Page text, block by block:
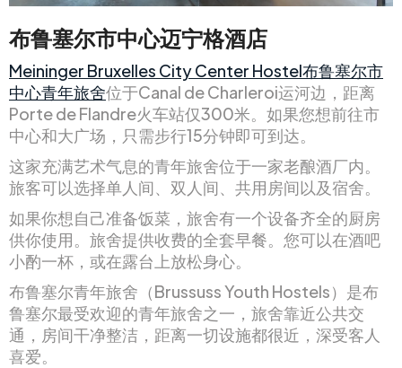
布鲁塞尔市中心迈宁格酒店
Meininger Bruxelles City Center Hostel布鲁塞尔市
中心青年旅舍位于Canal de Charleroi运河边，距离
Porte de Flandre火车站仅300米。如果您想前往市
中心和大广场，只需步行15分钟即可到达。
这家充满艺术气息的青年旅舍位于一家老酿酒厂内。
旅客可以选择单人间、双人间、共用房间以及宿舍。
如果你想自己准备饭菜，旅舍有一个设备齐全的厨房
供你使用。旅舍提供收费的全套早餐。您可以在酒吧
小酌一杯，或在露台上放松身心。
布鲁塞尔青年旅舍（Brussuss Youth Hostels）是布
鲁塞尔最受欢迎的青年旅舍之一，旅舍靠近公共交
通，房间干净整洁，距离一切设施都很近，深受客人
喜爱。